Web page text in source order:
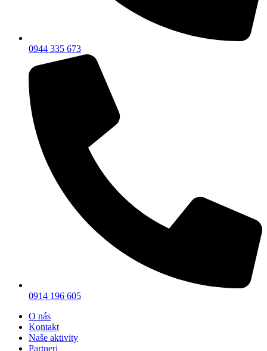
0944 335 673
0914 196 605
O nás
Kontakt
Naše aktivity
Partneri